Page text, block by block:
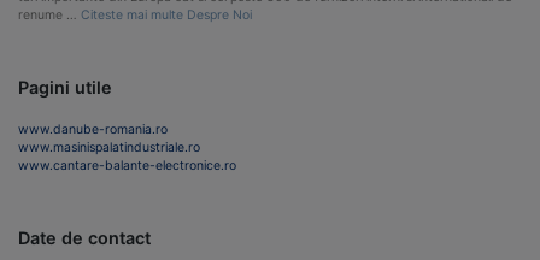
renume … Citeste mai multe Despre Noi
Pagini utile
www.danube-romania.ro
www.masinispalatindustriale.ro
www.cantare-balante-electronice.ro
Date de contact